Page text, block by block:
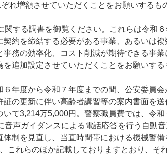
れ増額させていただくことをお願いするも
する調書を御覧ください。これらは令和
約を締結する必要がある事業、あるいは複
務の効率化、コスト削減が期待できる事業
追加設定させていただくことをお願いする
年度から令和７年度までの間、公安委員会
の更新に伴い高齢者講習等の案内書面を送
て3,214万5,000円。警察職員費では、令和
音声ガイダンスによる電話応答を行う自動
制を見直し、当直時間帯における機械警備
これらのほか記載しておりますとおり、そ